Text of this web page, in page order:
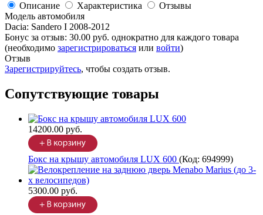
Описание Характеристика
Отзывы
Модель автомобиля
Dacia: Sandero I 2008-2012
Бонус за отзыв: 30.00 руб. однократно для каждого товара
(необходимо зарегистрироваться или войти)
Отзыв
Зарегистрируйтесь, чтобы создать отзыв.
Сопутствующие товары
14200.00 руб.
Бокс на крышу автомобиля LUX 600 (Код: 694999)
5300.00 руб.